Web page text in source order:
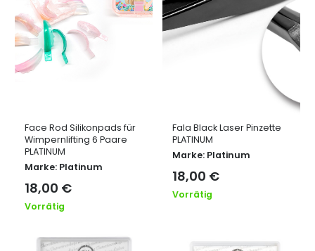
Face Rod Silikonpads für
Wimpernlifting 6 Paare
PLATINUM
Marke: Platinum
18,00 €
Vorrätig
Fala Black Laser Pinzette
PLATINUM
Marke: Platinum
18,00 €
Vorrätig